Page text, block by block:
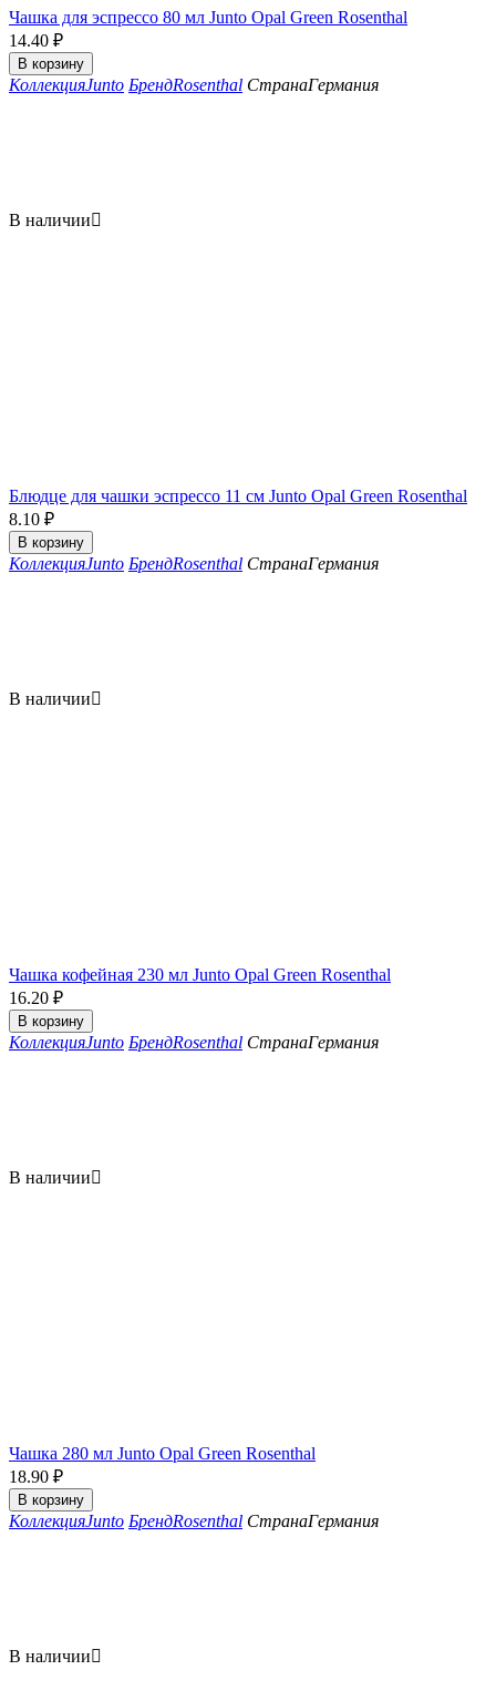
Чашка для эспрессо 80 мл Junto Opal Green Rosenthal
14.40 ₽
В корзину
КоллекцияJunto БрендRosenthal СтранаГермания
В наличии
Блюдце для чашки эспрессо 11 см Junto Opal Green Rosenthal
8.10 ₽
В корзину
КоллекцияJunto БрендRosenthal СтранаГермания
В наличии
Чашка кофейная 230 мл Junto Opal Green Rosenthal
16.20 ₽
В корзину
КоллекцияJunto БрендRosenthal СтранаГермания
В наличии
Чашка 280 мл Junto Opal Green Rosenthal
18.90 ₽
В корзину
КоллекцияJunto БрендRosenthal СтранаГермания
В наличии